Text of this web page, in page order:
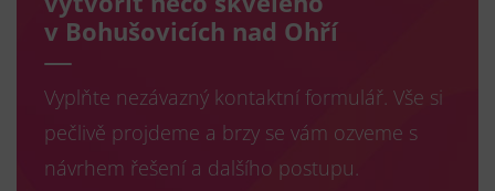
v Bohušovicích nad Ohří
Vyplňte nezávazný kontaktní formulář. Vše si
pečlivě projdeme a brzy se vám ozveme s
návrhem řešení a dalšího postupu.